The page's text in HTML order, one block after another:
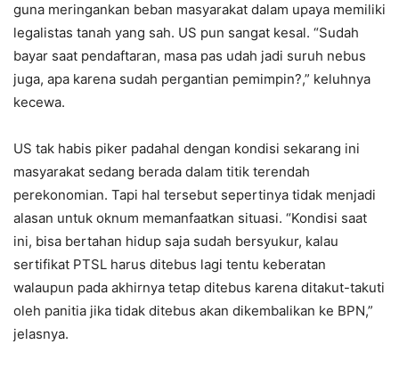
guna meringankan beban masyarakat dalam upaya memiliki
legalistas tanah yang sah. US pun sangat kesal. “Sudah
bayar saat pendaftaran, masa pas udah jadi suruh nebus
juga, apa karena sudah pergantian pemimpin?,” keluhnya
kecewa.
US tak habis piker padahal dengan kondisi sekarang ini
masyarakat sedang berada dalam titik terendah
perekonomian. Tapi hal tersebut sepertinya tidak menjadi
alasan untuk oknum memanfaatkan situasi. “Kondisi saat
ini, bisa bertahan hidup saja sudah bersyukur, kalau
sertifikat PTSL harus ditebus lagi tentu keberatan
walaupun pada akhirnya tetap ditebus karena ditakut-takuti
oleh panitia jika tidak ditebus akan dikembalikan ke BPN,”
jelasnya.